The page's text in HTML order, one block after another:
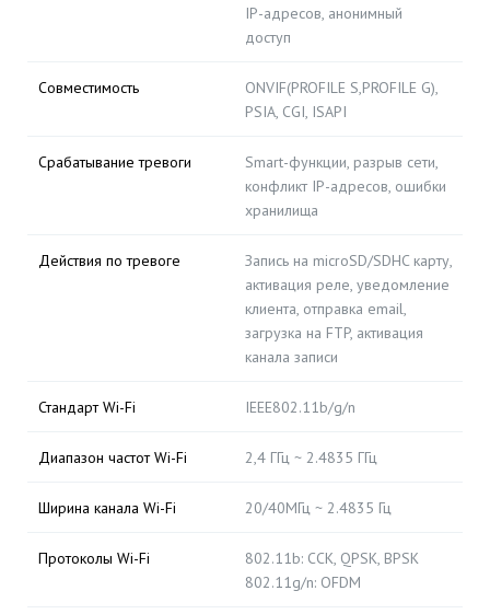
IP-адресов, анонимный
доступ
Совместимость
ONVIF(PROFILE S,PROFILE G),
PSIA, CGI, ISAPI
Срабатывание тревоги
Smart-функции, разрыв сети,
конфликт IP-адресов, ошибки
хранилища
Действия по тревоге
Запись на microSD/SDHC карту,
активация реле, уведомление
клиента, отправка email,
загрузка на FTP, активация
канала записи
Стандарт Wi-Fi IEEE802.11b/g/n
Диапазон частот Wi-Fi 2,4 ГГц ~ 2.4835 ГГц
Ширина канала Wi-Fi 20/40МГц ~ 2.4835 Гц
Протоколы Wi-Fi
802.11b: CCK, QPSK, BPSK
802.11g/n: OFDM